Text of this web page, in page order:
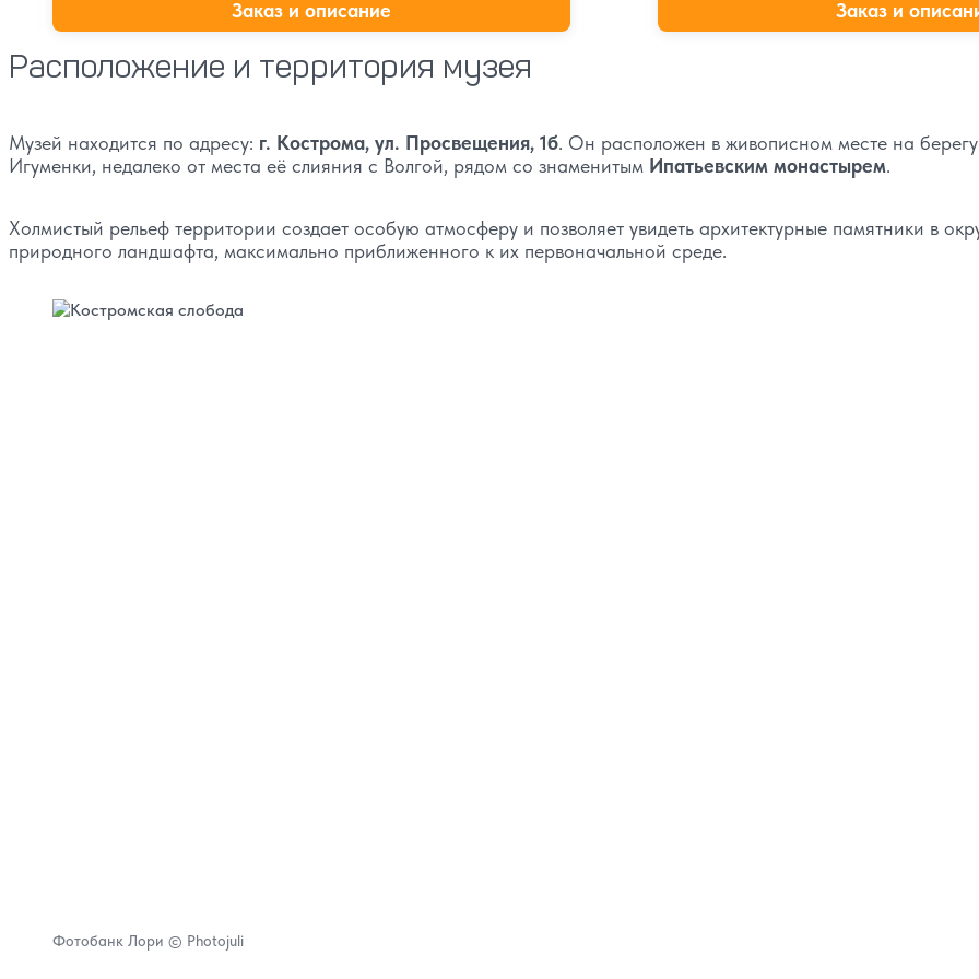
Заказ и описание Заказ и
Расположение и территория музея
Музей находится по адресу: г. Кострома, ул. Просвещения, 1б. Он расположен в живописном месте на
Игуменки, недалеко от места её слияния с Волгой, рядом со знаменитым Ипатьевским монастырем.
Холмистый рельеф территории создает особую атмосферу и позволяет увидеть архитектурные памятники в
природного ландшафта, максимально приближенного к их первоначальной среде.
Фотобанк Лори © Photojuli